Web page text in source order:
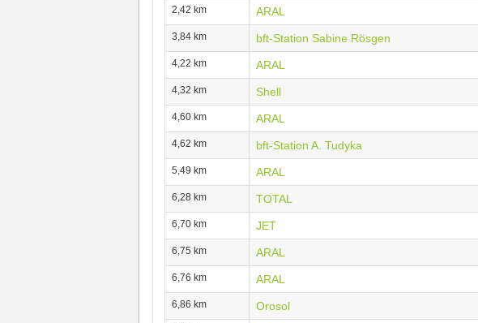
2,42 km ARAL
3,84 km bft-Station Sabine Rösgen
4,22 km ARAL
4,32 km Shell
4,60 km ARAL
4,62 km bft-Station A. Tudyka
5,49 km ARAL
6,28 km TOTAL
6,70 km JET
6,75 km ARAL
6,76 km ARAL
6,86 km Orosol